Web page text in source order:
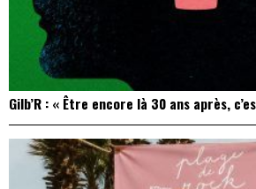
Gilb’R : « Être encore là 30 ans après,